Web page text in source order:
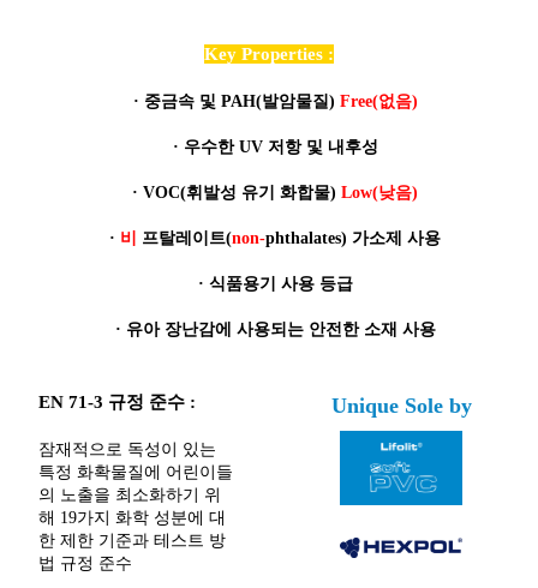
Key Properties :
· 중금속 및 PAH(발암물질) Free(없음)
· 우수한 UV 저항 및 내후성
· VOC(휘발성 유기 화합물) Low(낮음)
· 비 프탈레이트(non-phthalates) 가소제 사용
· 식품용기 사용 등급
· 유아 장난감에 사용되는 안전한 소재 사용
EN 71-3 규정 준수 :
잠재적으로 독성이 있는
특정 화확물질에 어린이들
의 노출을 최소화하기 위
해 19가지 화학 성분에 대
한 제한 기준과 테스트 방
법 규정 준수
Unique Sole by